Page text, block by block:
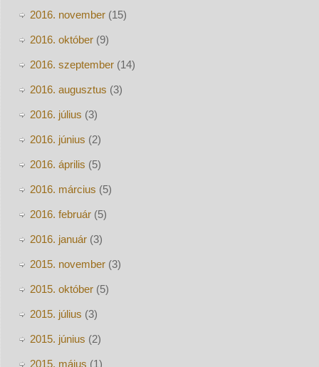
2016. november(15)
2016. október(9)
2016. szeptember(14)
2016. augusztus (3)
2016. július (3)
2016. június (2)
2016. április (5)
2016. március (5)
2016. február(5)
2016. január(3)
2015. november(3)
2015. október(5)
2015. július (3)
2015. június (2)
2015. május (1)